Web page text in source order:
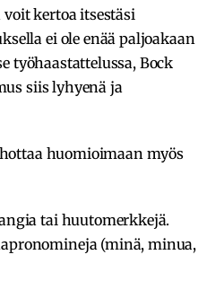
kertoa itsestäsi
ei ole enää paljoakaan
työhaastattelussa, Bock
siis lyhyenä ja
huomioimaan myös
tai huutomerkkejä.
(minä, minua,